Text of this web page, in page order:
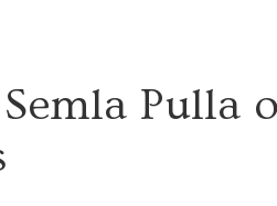
Pulla